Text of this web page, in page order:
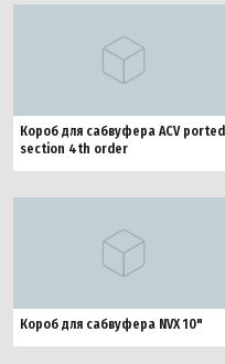
Короб для сабвуфера ACV ported
section 4th order
Короб для сабвуфера NVX 10"